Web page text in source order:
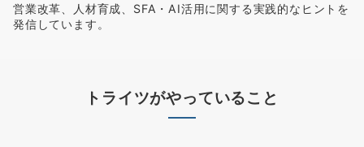
営業改革、人材育成、SFA・AI活用に関する実践的なヒントを
発信しています。
トライツがやっていること